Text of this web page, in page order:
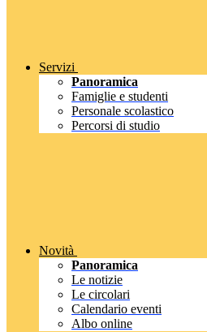
Servizi
Panoramica
Famiglie e studenti
Personale scolastico
Percorsi di studio
Novità
Panoramica
Le notizie
Le circolari
Calendario eventi
Albo online